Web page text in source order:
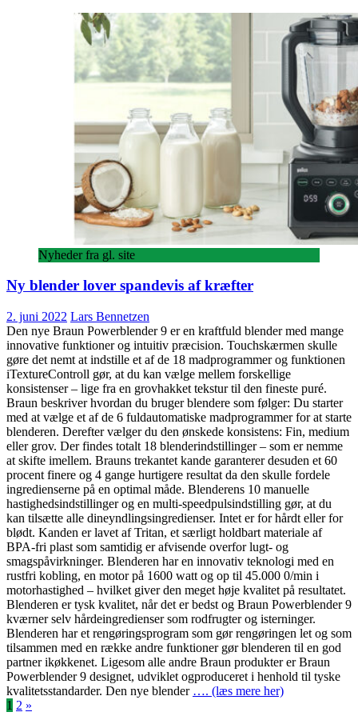
Nyheder fra gl. site
Ny blender lover spandevis af kræfter
2. juni 2022 Lars Bennetzen
Den nye Braun Powerblender 9 er en kraftfuld blender med mange
innovative funktioner og intuitiv præcision. Touchskærmen skulle
gøre det nemt at indstille et af de 18 madprogrammer og funktionen
iTextureControll gør, at du kan vælge mellem forskellige
konsistenser – lige fra en grovhakket tekstur til den fineste puré.
Braun beskriver hvordan du bruger blendere som følger: Du starter
med at vælge et af de 6 fuldautomatiske madprogrammer for at starte
blenderen. Derefter vælger du den ønskede konsistens: Fin, medium
eller grov. Der findes totalt 18 blenderindstillinger – som er nemme
at skifte imellem. Brauns trekantet kande garanterer desuden et 60
procent finere og 4 gange hurtigere resultat da den skulle fordele
ingredienserne på en optimal måde. Blenderens 10 manuelle
hastighedsindstillinger og en multi-speedpulsindstilling gør, at du
kan tilsætte alle dineyndlingsingredienser. Intet er for hårdt eller for
blødt. Kanden er lavet af Tritan, et særligt holdbart materiale af
BPA-fri plast som samtidig er afvisende overfor lugt- og
smagspåvirkninger. Blenderen har en innovativ teknologi med en
rustfri kobling, en motor på 1600 watt og op til 45.000 0/min i
motorhastighed – hvilket giver den meget høje kvalitet på resultatet.
Blenderen er tysk kvalitet, når det er bedst og Braun Powerblender 9
kværner selv hårdeingredienser som rodfrugter og isterninger.
Blenderen har et rengøringsprogram som gør rengøringen let og som
tilsammen med en række andre funktioner gør blenderen til en god
partner ikøkkenet. Ligesom alle andre Braun produkter er Braun
Powerblender 9 designet, udviklet ogproduceret i henhold til tyske
kvalitetsstandarder. Den nye blender …. (læs mere her)
Indlægsinddeling
1 2 »